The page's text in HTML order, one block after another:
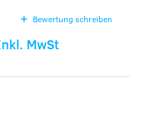
Bewertung schreiben
MwSt